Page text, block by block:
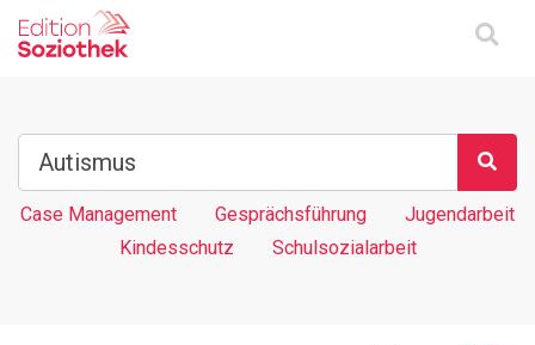
Case Management Gesprächsführung
Jugendarbeit
Kindesschutz
Schulsozialarbeit